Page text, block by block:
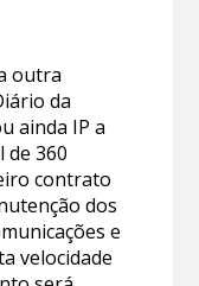
outra
da
ainda IP a
de 360
contrato
dos
e
velocidade